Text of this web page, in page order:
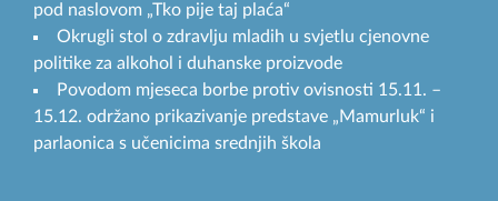
pod naslovom „Tko pije taj plaća“
Okrugli stol o zdravlju mladih u svjetlu cjenovne
politike za alkohol i duhanske proizvode
Povodom mjeseca borbe protiv ovisnosti 15.11. –
15.12. održano prikazivanje predstave „Mamurluk“ i
parlaonica s učenicima srednjih škola